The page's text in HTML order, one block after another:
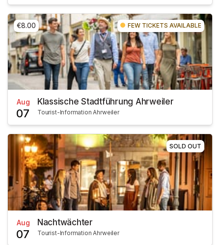
€8.00 FEW TICKETS AVAILABLE
Aug
07
Klassische Stadtführung Ahrweiler
Tourist-Information Ahrweiler
SOLD OUT
Aug
07
Nachtwächter
Tourist-Information Ahrweiler